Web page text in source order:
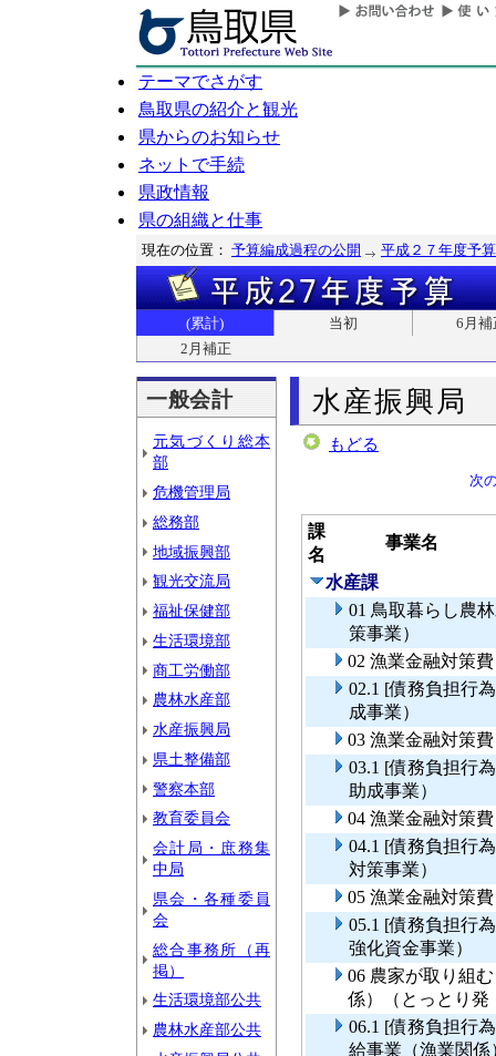
テーマでさがす
鳥取県の紹介と観光
県からのお知らせ
ネットで手続
県政情報
県の組織と仕事
現在の位置： 予算編成過程の公開 平成２７年度予算
(累計) 当初
6月補
2月補正
一般会計
元気づくり総本
部
危機管理局
総務部
地域振興部
観光交流局
福祉保健部
生活環境部
商工労働部
農林水産部
水産振興局
県土整備部
警察本部
教育委員会
会計局・庶務集
中局
県会・各種委員
会
総合事務所（再
掲）
生活環境部公共
農林水産部公共
水産振興局
もどる
次
課
名
事業名
水産課
01 鳥取暮らし農
策事業）
02 漁業金融対策
02.1 [債務負担行
成事業）
03 漁業金融対策
03.1 [債務負担行
助成事業）
04 漁業金融対策
04.1 [債務負担行
対策事業）
05 漁業金融対策
05.1 [債務負担行
強化資金事業）
06 農家が取り組
係）（とっとり発
06.1 [債務負担行
給事業（漁業関